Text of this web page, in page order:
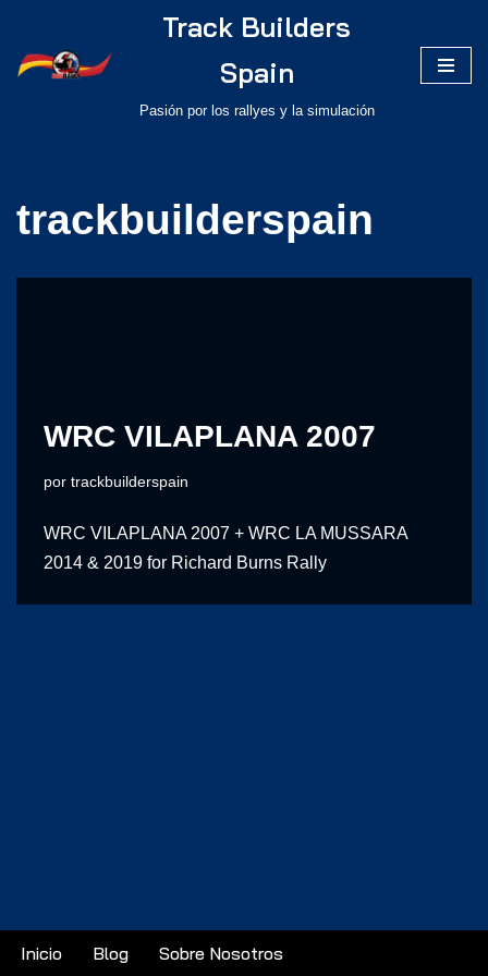
Saltar
Track Builders
Spain
Pasión por los rallyes y la simulación
trackbuilderspain
WRC VILAPLANA 2007
por trackbuilderspain
WRC VILAPLANA 2007 + WRC LA MUSSARA
2014 & 2019 for Richard Burns Rally
Inicio Blog Sobre Nosotros